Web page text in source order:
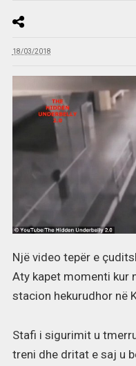
18/03/2018
Një video tepër e
Aty kapet momenti kur
stacion hekurudhor në
Stafi i sigurimit u
treni dhe dritat e saj u